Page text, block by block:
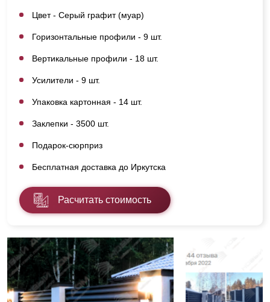
Цвет - Серый графит (муар)
Горизонтальные профили - 9 шт.
Вертикальные профили - 18 шт.
Усилители - 9 шт.
Упаковка картонная - 14 шт.
Заклепки - 3500 шт.
Подарок-сюрприз
Бесплатная доставка до Иркутска
Расчитать стоимость